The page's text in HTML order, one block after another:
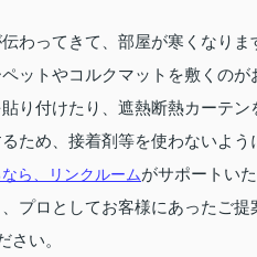
わってきて、部屋が寒くなりま
ットやコルクマットを敷くのが
り付けたり、遮熱断熱カーテン
ため、接着剤等を使わないよう
ら、リンクルームがサポートいた
プロとしてお客様にあったご提
さい。